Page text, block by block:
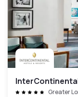
Greater